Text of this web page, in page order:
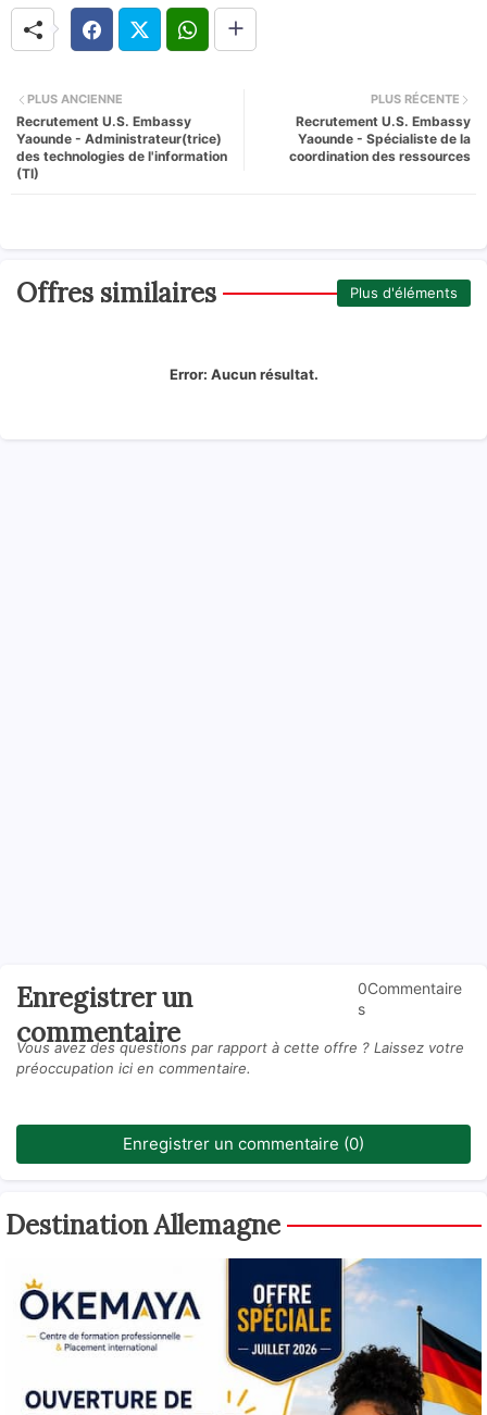
PLUS RÉCENTE
Recrutement U.S. Embassy
Yaounde - Spécialiste de la
coordination des ressources
PLUS ANCIENNE
Recrutement U.S. Embassy
Yaounde - Administrateur(trice)
des technologies de l'information
(TI)
Offres similaires Plus d'éléments
Error: Aucun résultat.
Enregistrer un
commentaire
0Commentaire
s
Vous avez des questions par rapport à cette offre ? Laissez votre
préoccupation ici en commentaire.
Enregistrer un commentaire (0)
Destination Allemagne